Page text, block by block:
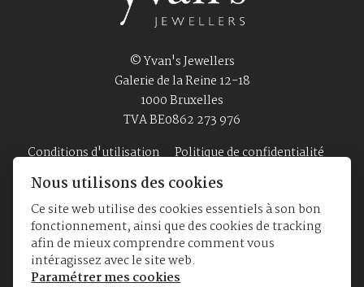
© Yvan's Jewellers
Galerie de la Reine 12-18
1000 Bruxelles
TVA BE0862 273 976
Conditions d'utilisation
Politique de confidentialité
Accueil Bijouterie Montres A Propos
Nous utilisons des cookies
Ce site web utilise des cookies essentiels à son bon
fonctionnement, ainsi que des cookies de tracking
afin de mieux comprendre comment vous
intéragissez avec le site web.
Paramétrer mes cookies